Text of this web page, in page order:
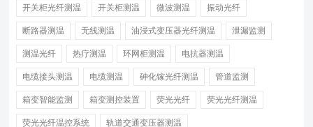
开关柜光纤测温 开关柜测温 微波测温 振动光纤
断路器测温 无线测温 油浸式变压器光纤测温 泄漏监测
测温光纤 热疗测温 环网柜测温 电抗器测温
电缆接头测温 电缆测温 砷化镓光纤测温 管道监测
箱变智能监测 箱变测控装置 荧光光纤 荧光光纤测温
荧光光纤温控系统 轨道交通变压器测温